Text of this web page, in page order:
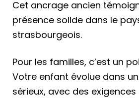
Cet ancrage ancien
présence solide dans le
strasbourgeois.
Pour les familles, c’est un
Votre enfant évolue dans
sérieux, avec des